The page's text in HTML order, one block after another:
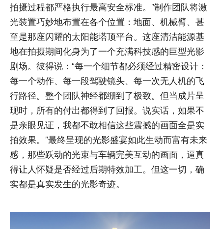
拍摄过程都严格执行最高安全标准。”制作团队将激
光装置巧妙地布置在各个位置：地面、机械臂、甚
至是那座闪耀的太阳能塔顶平台。这座清洁能源基
地在拍摄期间化身为了一个充满科技感的巨型光影
剧场。彼得说：“每一个细节都必须经过精密设计：
每一个动作、每一段驾驶镜头、每一次无人机的飞
行路径。整个团队神经都绷到了极致。但当成片呈
现时，所有的付出都得到了回报。说实话，如果不
是亲眼见证，我都不敢相信这些震撼的画面全是实
拍效果。”最终呈现的光影盛宴如此生动而富有未来
感，那些跃动的光束与车辆完美互动的画面，逼真
得让人怀疑是否经过后期特效加工。但这一切，确
实都是真实发生的光影奇迹。